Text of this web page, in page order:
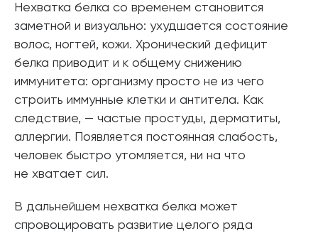
Нехватка белка со временем становится
заметной и визуально: ухудшается состояние
волос, ногтей, кожи. Хронический дефицит
белка приводит и к общему снижению
иммунитета: организму просто не из чего
строить иммунные клетки и антитела. Как
следствие, — частые простуды, дерматиты,
аллергии. Появляется постоянная слабость,
человек быстро утомляется, ни на что
не хватает сил.
В дальнейшем нехватка белка может
спровоцировать развитие целого ряда